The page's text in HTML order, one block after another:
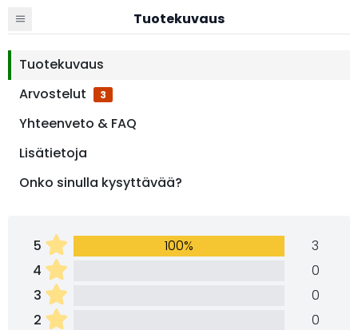
Tuotekuvaus
Tuotekuvaus
Arvostelut
3
Yhteenveto & FAQ
Lisätietoja
Onko sinulla kysyttävää?
5 100%
3
4
0
3
0
2
0